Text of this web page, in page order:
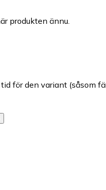
produkten ännu.
för den variant (såsom